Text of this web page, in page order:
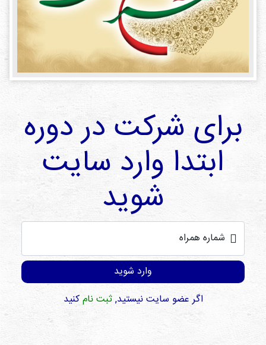
درباره
تماس
با ما
قوانین
و
مقررات
سایت
برای شرکت در دوره
ابتدا وارد سایت
شوید
شماره همراه
وارد شوید
اگر عضو سایت نیستید,ثبت نامکنید